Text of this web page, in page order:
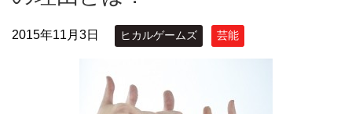
2015年11月3日 ヒカルゲームズ 芸能